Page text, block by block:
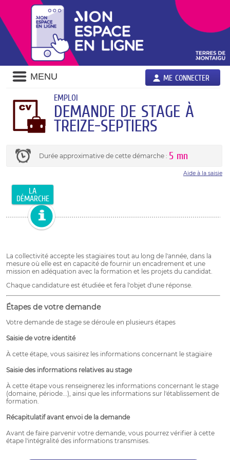
MENU ME CONNECTER
EMPLOI
DEMANDE DE STAGE À
TREIZE-SEPTIERS
Durée approximative de cette démarche : 5 mn
Aide à la saisie
LA
DÉMARCHE